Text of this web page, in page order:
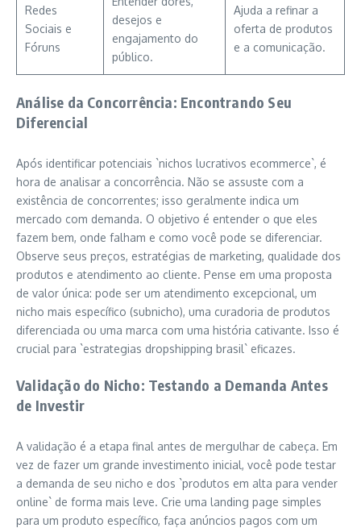
Redes
Sociais e
Fóruns
desejos e
engajamento do
público.
Ajuda a refinar a
oferta de produtos
e a comunicação.
Análise da Concorrência: Encontrando Seu
Diferencial
Após identificar potenciais `nichos lucrativos ecommerce`, é
hora de analisar a concorrência. Não se assuste com a
existência de concorrentes; isso geralmente indica um
mercado com demanda. O objetivo é entender o que eles
fazem bem, onde falham e como você pode se diferenciar.
Observe seus preços, estratégias de marketing, qualidade dos
produtos e atendimento ao cliente. Pense em uma proposta
de valor única: pode ser um atendimento excepcional, um
nicho mais específico (subnicho), uma curadoria de produtos
diferenciada ou uma marca com uma história cativante. Isso é
crucial para `estrategias dropshipping brasil` eficazes.
Validação do Nicho: Testando a Demanda Antes
de Investir
A validação é a etapa final antes de mergulhar de cabeça. Em
vez de fazer um grande investimento inicial, você pode testar
a demanda de seu nicho e dos `produtos em alta para vender
online` de forma mais leve. Crie uma landing page simples
para um produto específico, faça anúncios pagos com um